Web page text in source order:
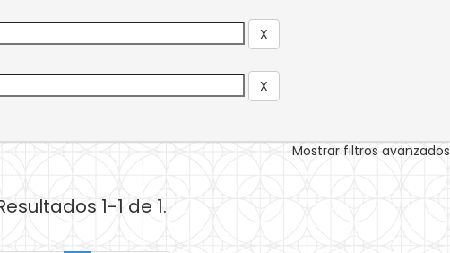
Mostrar filtros avanzados
1-1 de 1.